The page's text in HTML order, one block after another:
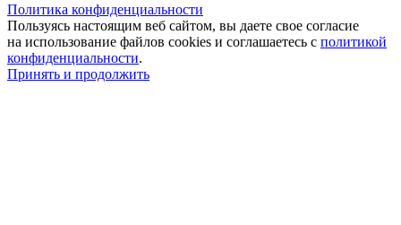
Политика конфиденциальности
Пользуясь настоящим веб сайтом, вы даете свое согласие
на использование файлов cookies и соглашаетесь с политикой
конфиденциальности.
Принять и продолжить